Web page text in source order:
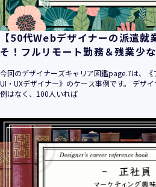
【50代Webデザイナーの派遣就
そ！フルリモート勤務＆残業少
今回のデザイナーズキャリア図鑑page.7は、《
UI・UXデザイナー》のケース事例です。 デザ
例はなく、100人いれば